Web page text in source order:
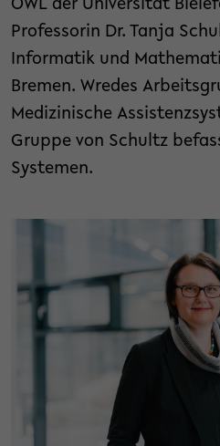
OWL der Universität
Professorin Dr. Tanja
Informatik und
Bremen. Wredes
Medizinische
Gruppe von Schultz
Systemen.